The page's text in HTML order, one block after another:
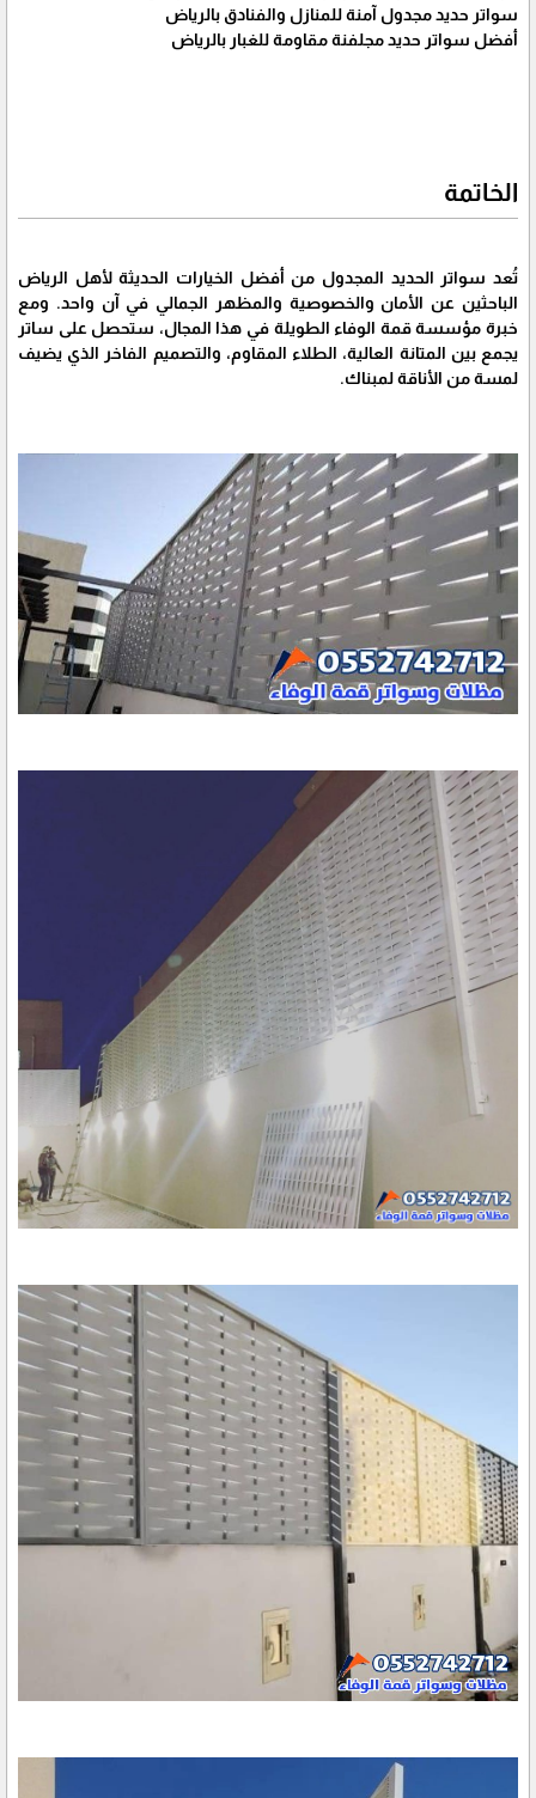
سواتر حديد مجدول آمنة للمنازل والفنادق بالرياض
أفضل سواتر حديد مجلفنة مقاومة للغبار بالرياض
الخاتمة
تُعد سواتر الحديد المجدول من أفضل الخيارات الحديثة لأهل الرياض
الباحثين عن الأمان والخصوصية والمظهر الجمالي في آن واحد. ومع
خبرة مؤسسة قمة الوفاء الطويلة في هذا المجال، ستحصل على ساتر
يجمع بين المتانة العالية، الطلاء المقاوم، والتصميم الفاخر الذي يضيف
لمسة من الأناقة لمبناك.